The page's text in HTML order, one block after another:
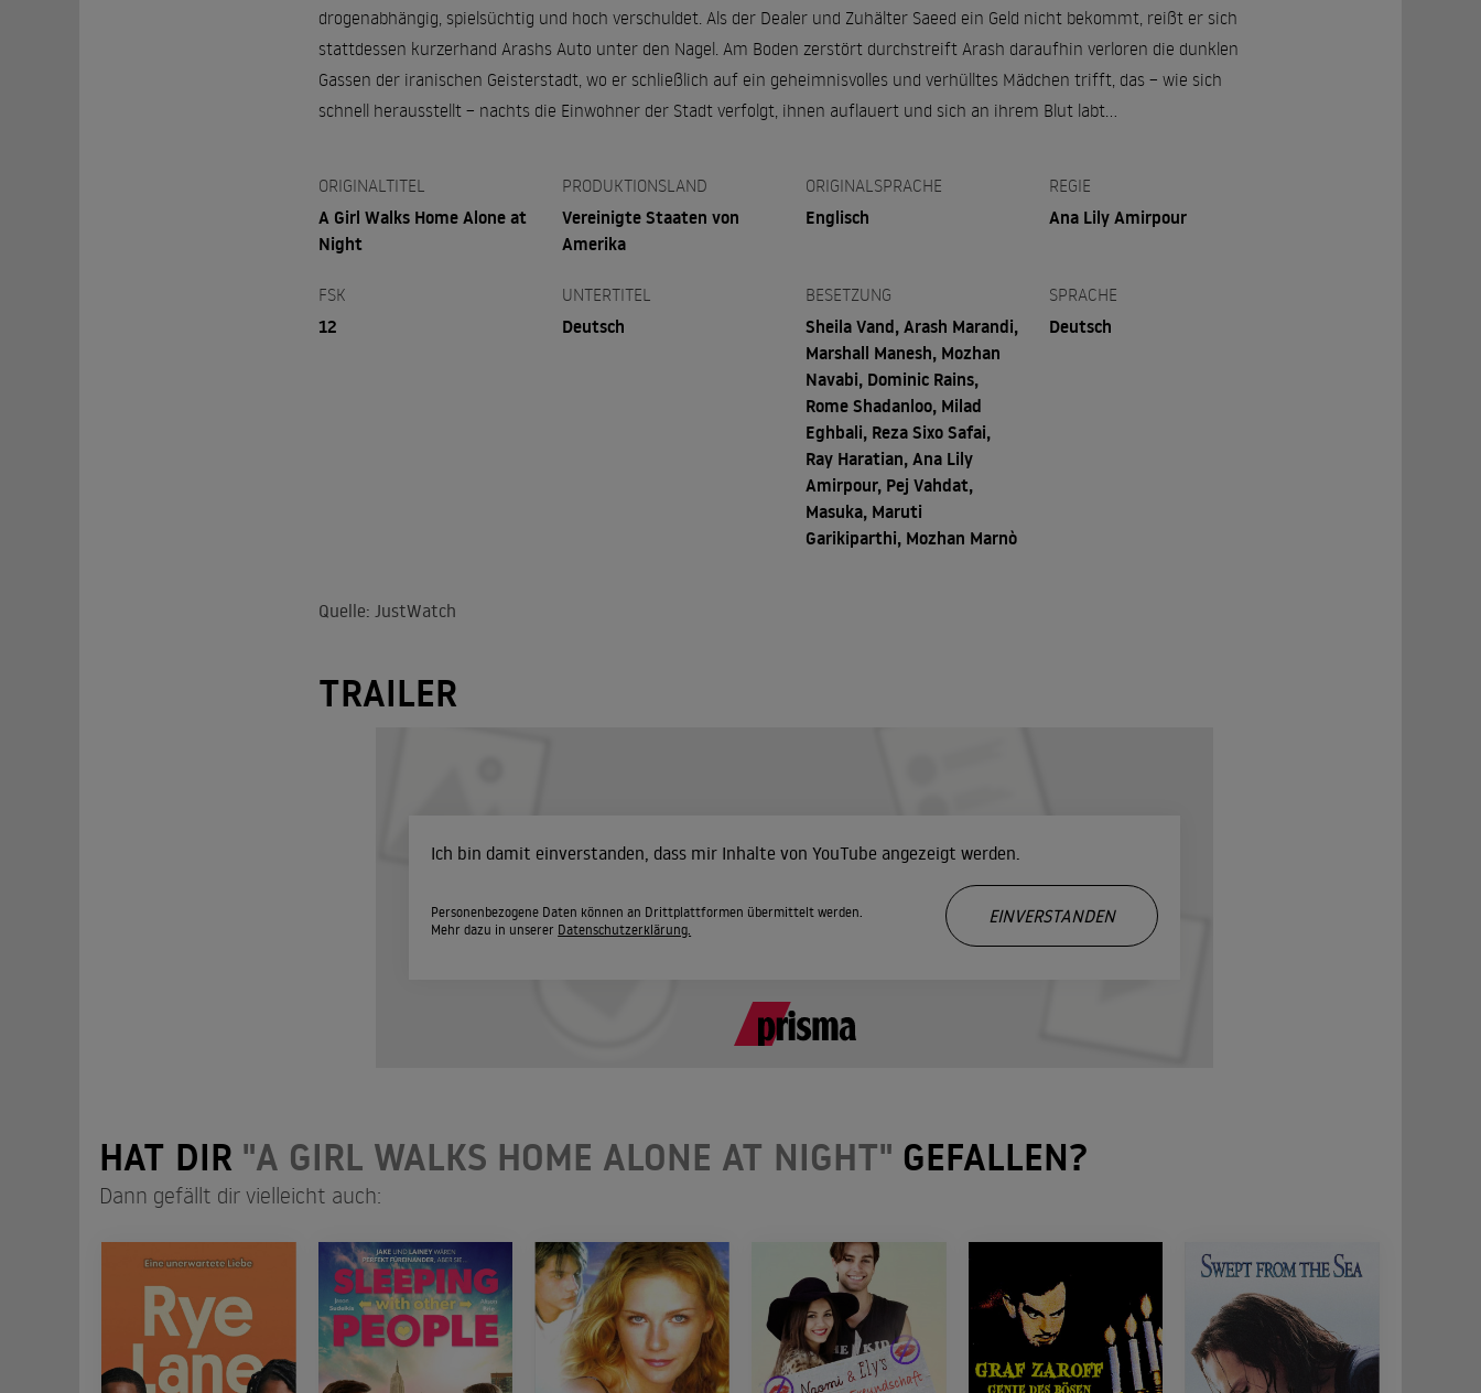
drogenabhängig, spielsüchtig und hoch verschuldet. Als der Dealer und Zuhälter Saeed ein Geld nicht bekommt, reißt er sich
stattdessen kurzerhand Arashs Auto unter den Nagel. Am Boden zerstört durchstreift Arash daraufhin verloren die dunklen
Gassen der iranischen Geisterstadt, wo er schließlich auf ein geheimnisvolles und verhülltes Mädchen trifft, das – wie sich
schnell herausstellt – nachts die Einwohner der Stadt verfolgt, ihnen auflauert und sich an ihrem Blut labt...
ORIGINALTITEL
A Girl Walks Home Alone at
Night
PRODUKTIONSLAND
Vereinigte Staaten von
Amerika
ORIGINALSPRACHE
Englisch
REGIE
Ana Lily Amirpour
FSK
12
UNTERTITEL
Deutsch
BESETZUNG
Sheila Vand, Arash Marandi,
Marshall Manesh, Mozhan
Navabi, Dominic Rains,
Rome Shadanloo, Milad
Eghbali, Reza Sixo Safai,
Ray Haratian, Ana Lily
Amirpour, Pej Vahdat,
Masuka, Maruti
Garikiparthi, Mozhan Marnò
SPRACHE
Deutsch
Quelle: JustWatch
TRAILER
Ich bin damit einverstanden, dass mir Inhalte von YouTube angezeigt werden.
Personenbezogene Daten können an Drittplattformen übermittelt werden.
Mehr dazu in unserer Datenschutzerklärung.
EINVERSTANDEN
HAT DIR "A GIRL WALKS HOME ALONE AT NIGHT" GEFALLEN?
Dann gefällt dir vielleicht auch: